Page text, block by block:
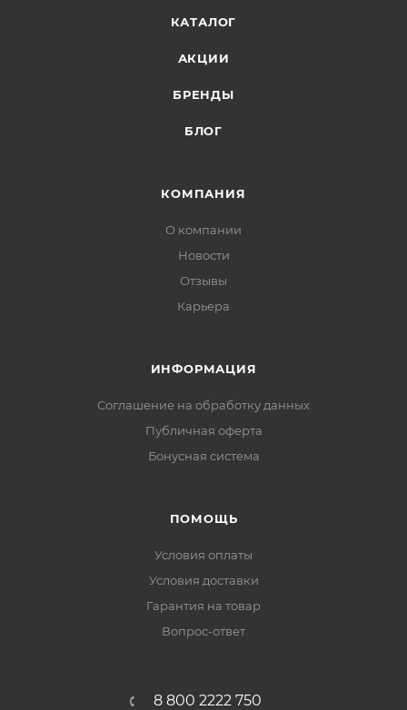
КАТАЛОГ
АКЦИИ
БРЕНДЫ
БЛОГ
КОМПАНИЯ
О компании
Новости
Отзывы
Карьера
ИНФОРМАЦИЯ
Соглашение на обработку данных
Публичная оферта
Бонусная система
ПОМОЩЬ
Условия оплаты
Условия доставки
Гарантия на товар
Вопрос-ответ
8 800 2222 750